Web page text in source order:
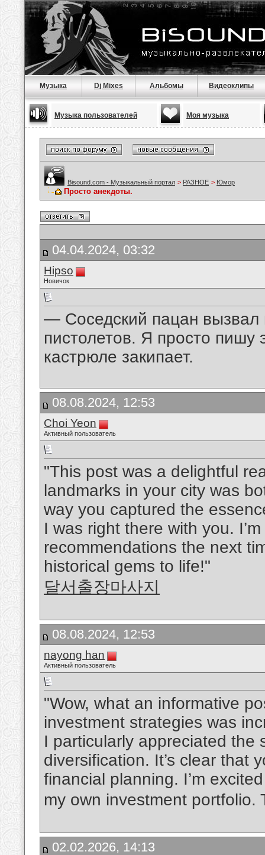
Музыка Dj Mixes Альбомы Видеоклипы
Музыка пользователей Моя музыка
Bisound.com - Музыкальный портал > РАЗНОЕ > Юмор
Просто анекдоты.
04.04.2024, 03:32
Hipso
Новичок
— Соседский пацан вызвал
пистолетов. Я просто пишу
кастрюле закипает.
08.08.2024, 12:53
Choi Yeon
Активный пользователь
"This post was a delightful
landmarks in your city was
way you captured the
I was right there with you.
recommendations the next
historical gems to life!"
달서출장마사지
08.08.2024, 12:53
nayong han
Активный пользователь
"Wow, what an informative
investment strategies was
I particularly appreciated the
diversification. It’s clear that
financial planning. I’m
my own investment portfolio.
02.02.2026, 14:13